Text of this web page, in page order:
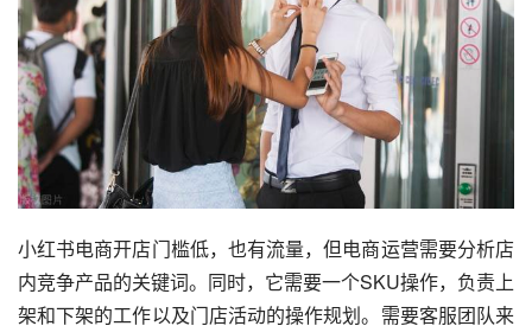
小红书电商开店门槛低，也有流量，但电商运营需要分析店
内竞争产品的关键词。同时，它需要一个SKU操作，负责上
架和下架的工作以及门店活动的操作规划。需要客服团队来